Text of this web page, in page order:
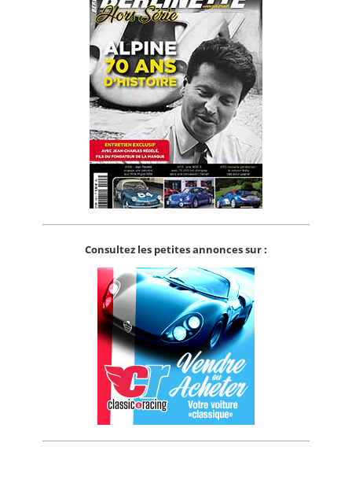
Consultez les petites annonces sur :